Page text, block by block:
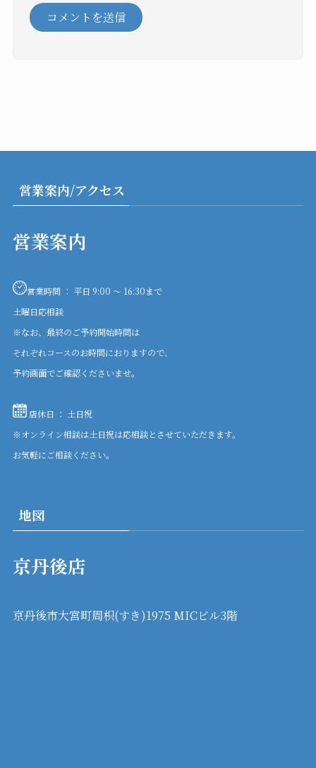
営業案内/アクセス
営業案内
営業時間 ： 平日 9:00 〜 16:30まで
土曜日応相談
※なお、最終のご予約開始時間は
それぞれコースのお時間におりますので、
予約画面でご確認くださいませ。
店休日 ： 土日祝
※オンライン相談は土日祝は応相談とさせていただきます。
お気軽にご相談ください。
地図
京丹後店
京丹後市大宮町周枳(すき)1975 MICビル3階